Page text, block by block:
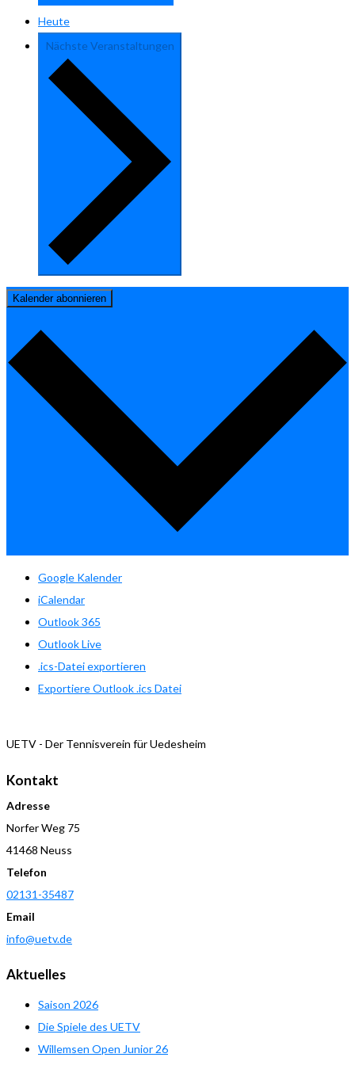
Heute
Nächste Veranstaltungen
Kalender abonnieren
Google Kalender
iCalendar
Outlook 365
Outlook Live
.ics-Datei exportieren
Exportiere Outlook .ics Datei
UETV - Der Tennisverein für Uedesheim
Kontakt
Adresse
Norfer Weg 75
41468 Neuss
Telefon
02131-35487
Email
info@uetv.de
Aktuelles
Saison 2026
Die Spiele des UETV
Willemsen Open Junior 26